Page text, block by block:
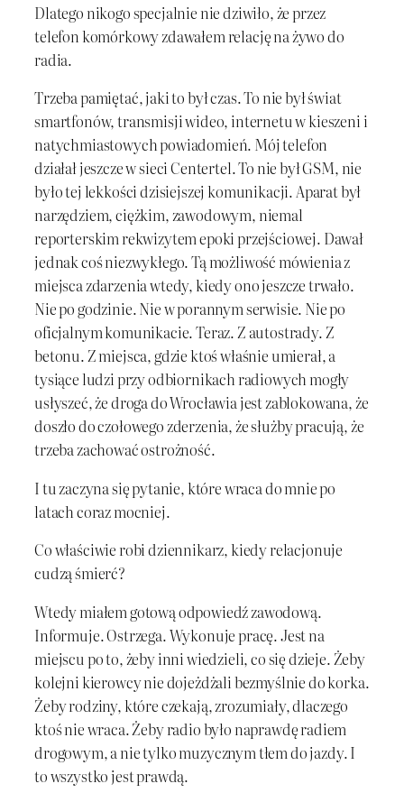
Dlatego nikogo specjalnie nie dziwiło, że przez
telefon komórkowy zdawałem relację na żywo do
radia.
Trzeba pamiętać, jaki to był czas. To nie był świat
smartfonów, transmisji wideo, internetu w kieszeni i
natychmiastowych powiadomień. Mój telefon
działał jeszcze w sieci Centertel. To nie był GSM, nie
było tej lekkości dzisiejszej komunikacji. Aparat był
narzędziem, ciężkim, zawodowym, niemal
reporterskim rekwizytem epoki przejściowej. Dawał
jednak coś niezwykłego. Tą możliwość mówienia z
miejsca zdarzenia wtedy, kiedy ono jeszcze trwało.
Nie po godzinie. Nie w porannym serwisie. Nie po
oficjalnym komunikacie. Teraz. Z autostrady. Z
betonu. Z miejsca, gdzie ktoś właśnie umierał, a
tysiące ludzi przy odbiornikach radiowych mogły
usłyszeć, że droga do Wrocławia jest zablokowana, że
doszło do czołowego zderzenia, że służby pracują, że
trzeba zachować ostrożność.
I tu zaczyna się pytanie, które wraca do mnie po
latach coraz mocniej.
Co właściwie robi dziennikarz, kiedy relacjonuje
cudzą śmierć?
Wtedy miałem gotową odpowiedź zawodową.
Informuje. Ostrzega. Wykonuje pracę. Jest na
miejscu po to, żeby inni wiedzieli, co się dzieje. Żeby
kolejni kierowcy nie dojeżdżali bezmyślnie do korka.
Żeby rodziny, które czekają, zrozumiały, dlaczego
ktoś nie wraca. Żeby radio było naprawdę radiem
drogowym, a nie tylko muzycznym tłem do jazdy. I
to wszystko jest prawdą.